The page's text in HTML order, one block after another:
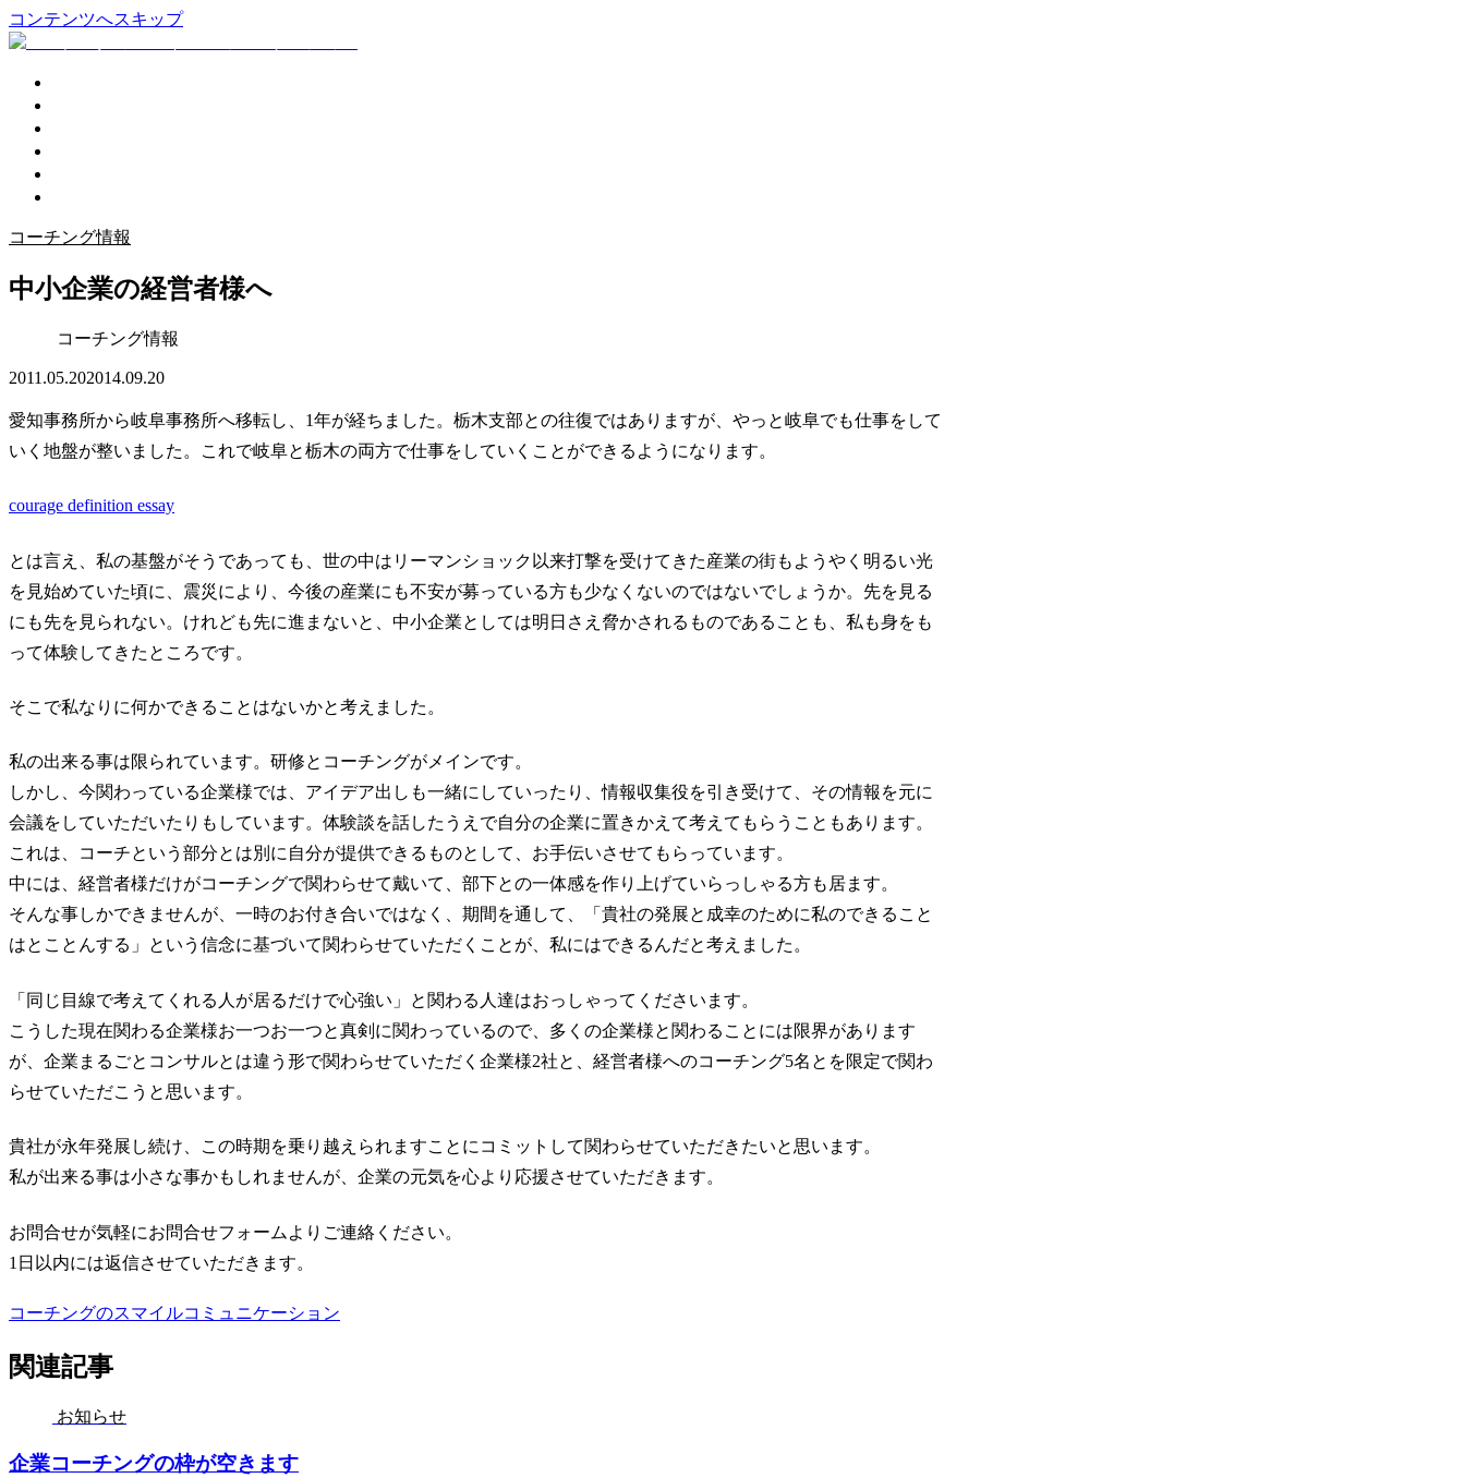
コンテンツへスキップ
コーチング情報
中小企業の経営者様へ
コーチング情報
2011.05.202014.09.20
愛知事務所から岐阜事務所へ移転し、1年が経ちました。栃木支部との往復ではありますが、やっと岐阜でも仕事をして
いく地盤が整いました。これで岐阜と栃木の両方で仕事をしていくことができるようになります。
courage definition essay
とは言え、私の基盤がそうであっても、世の中はリーマンショック以来打撃を受けてきた産業の街もようやく明るい光
を見始めていた頃に、震災により、今後の産業にも不安が募っている方も少なくないのではないでしょうか。先を見る
にも先を見られない。けれども先に進まないと、中小企業としては明日さえ脅かされるものであることも、私も身をも
って体験してきたところです。
そこで私なりに何かできることはないかと考えました。
私の出来る事は限られています。研修とコーチングがメインです。
しかし、今関わっている企業様では、アイデア出しも一緒にしていったり、情報収集役を引き受けて、その情報を元に
会議をしていただいたりもしています。体験談を話したうえで自分の企業に置きかえて考えてもらうこともあります。
これは、コーチという部分とは別に自分が提供できるものとして、お手伝いさせてもらっています。
中には、経営者様だけがコーチングで関わらせて戴いて、部下との一体感を作り上げていらっしゃる方も居ます。
そんな事しかできませんが、一時のお付き合いではなく、期間を通して、「貴社の発展と成幸のために私のできること
はとことんする」という信念に基づいて関わらせていただくことが、私にはできるんだと考えました。
「同じ目線で考えてくれる人が居るだけで心強い」と関わる人達はおっしゃってくださいます。
こうした現在関わる企業様お一つお一つと真剣に関わっているので、多くの企業様と関わることには限界があります
が、企業まるごとコンサルとは違う形で関わらせていただく企業様2社と、経営者様へのコーチング5名とを限定で関わ
らせていただこうと思います。
貴社が永年発展し続け、この時期を乗り越えられますことにコミットして関わらせていただきたいと思います。
私が出来る事は小さな事かもしれませんが、企業の元気を心より応援させていただきます。
お問合せが気軽にお問合せフォームよりご連絡ください。
1日以内には返信させていただきます。
コーチングのスマイルコミュニケーション
関連記事
お知らせ
企業コーチングの枠が空きます